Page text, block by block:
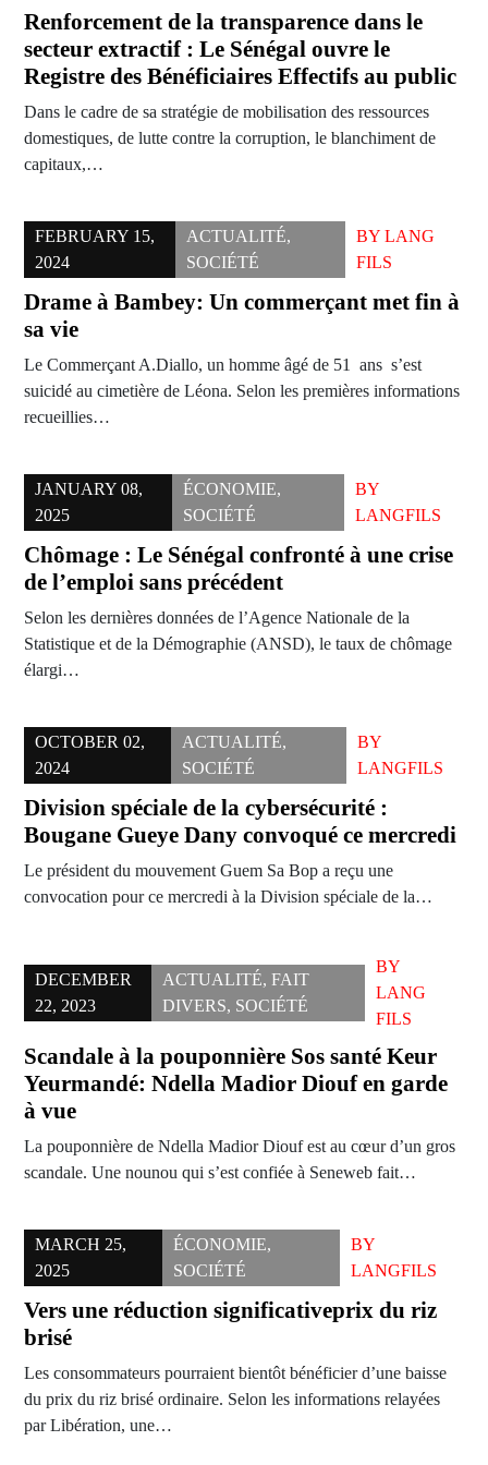
Renforcement de la transparence dans le
secteur extractif : Le Sénégal ouvre le
Registre des Bénéficiaires Effectifs au public
Dans le cadre de sa stratégie de mobilisation des ressources
domestiques, de lutte contre la corruption, le blanchiment de
capitaux,…
FEBRUARY 15,
2024
ACTUALITÉ,
SOCIÉTÉ
BYLANG
FILS
Drame à Bambey: Un commerçant met fin à
sa vie
Le Commerçant A.Diallo, un homme âgé de 51 ans s’est
suicidé au cimetière de Léona. Selon les premières informations
recueillies…
JANUARY 08,
2025
ÉCONOMIE,
SOCIÉTÉ
BY
LANGFILS
Chômage : Le Sénégal confronté à une crise
de l’emploi sans précédent
Selon les dernières données de l’Agence Nationale de la
Statistique et de la Démographie (ANSD), le taux de chômage
élargi…
OCTOBER 02,
2024
ACTUALITÉ,
SOCIÉTÉ
BY
LANGFILS
Division spéciale de la cybersécurité :
Bougane Gueye Dany convoqué ce mercredi
Le président du mouvement Guem Sa Bop a reçu une
convocation pour ce mercredi à la Division spéciale de la…
DECEMBER
22, 2023
ACTUALITÉ, FAIT
DIVERS, SOCIÉTÉ
BY
LANG
FILS
Scandale à la pouponnière Sos santé Keur
Yeurmandé: Ndella Madior Diouf en garde
à vue
La pouponnière de Ndella Madior Diouf est au cœur d’un gros
scandale. Une nounou qui s’est confiée à Seneweb fait…
MARCH 25,
2025
ÉCONOMIE,
SOCIÉTÉ
BY
LANGFILS
Vers une réduction significativeprix du riz
brisé
Les consommateurs pourraient bientôt bénéficier d’une baisse
du prix du riz brisé ordinaire. Selon les informations relayées
par Libération, une…